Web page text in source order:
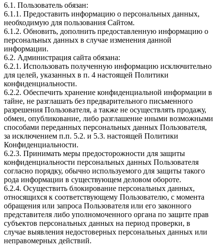
6.1. Пользователь обязан:
6.1.1. Предоставить информацию о персональных данных,
необходимую для пользования Сайтом.
6.1.2. Обновить, дополнить предоставленную информацию о
персональных данных в случае изменения данной
информации.
6.2. Администрация сайта обязана:
6.2.1. Использовать полученную информацию исключительно
для целей, указанных в п. 4 настоящей Политики
конфиденциальности.
6.2.2. Обеспечить хранение конфиденциальной информации в
тайне, не разглашать без предварительного письменного
разрешения Пользователя, а также не осуществлять продажу,
обмен, опубликование, либо разглашение иными возможными
способами переданных персональных данных Пользователя,
за исключением п.п. 5.2. и 5.3. настоящей Политики
Конфиденциальности.
6.2.3. Принимать меры предосторожности для защиты
конфиденциальности персональных данных Пользователя
согласно порядку, обычно используемого для защиты такого
рода информации в существующем деловом обороте.
6.2.4. Осуществить блокирование персональных данных,
относящихся к соответствующему Пользователю, с момента
обращения или запроса Пользователя или его законного
представителя либо уполномоченного органа по защите прав
субъектов персональных данных на период проверки, в
случае выявления недостоверных персональных данных или
неправомерных действий.